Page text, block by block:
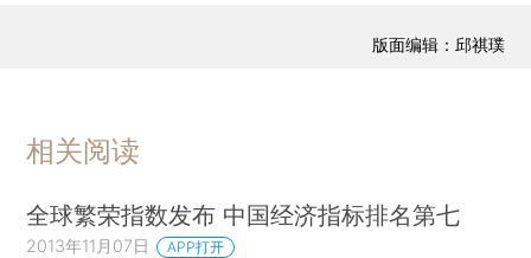
版面编辑：邱祺璞
相关阅读
全球繁荣指数发布 中国经济指标排名第七
2013年11月07日 APP打开